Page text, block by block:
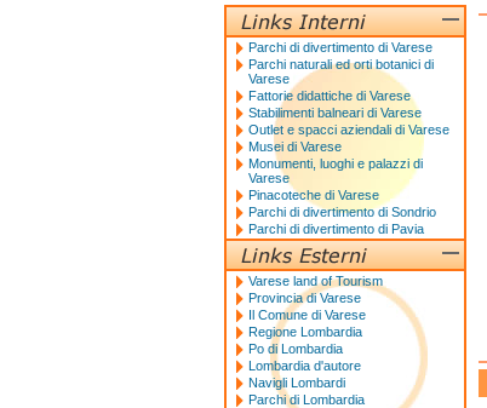
Parchi di divertimento di Varese
Parchi naturali ed orti botanici di
Varese
Fattorie didattiche di Varese
Stabilimenti balneari di Varese
Outlet e spacci aziendali di Varese
Musei di Varese
Monumenti, luoghi e palazzi di
Varese
Pinacoteche di Varese
Parchi di divertimento di Sondrio
Parchi di divertimento di Pavia
Varese land of Tourism
Provincia di Varese
Il Comune di Varese
Regione Lombardia
Po di Lombardia
Lombardia d'autore
Navigli Lombardi
Parchi di Lombardia